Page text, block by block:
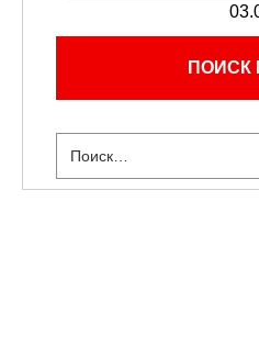
ПОИСК